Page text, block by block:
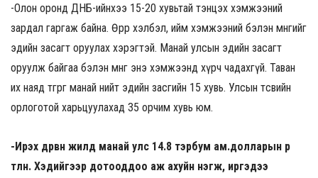
-Олон оронд ДНБ-ийнхээ 15-20 хувьтай тэнцэх хэмжээний
зардал гаргаж байна. Өөрөөр хэлбэл, ийм хэмжээний бэлэн мөнгийг
эдийн засагт оруулах хэрэгтэй. Манай улсын эдийн засагт
оруулж байгаа бэлэн мөнгө энэ хэмжээнд хүрч чадахгүй. Таван
их наяд төгрөг манай нийт эдийн засгийн 15 хувь. Улсын төсвийн
орлоготой харьцуулахад 35 орчим хувь юм.
-Ирэх дөрвөн жилд манай улс 14.8 тэрбум ам.долларын өр
төлнө. Хэдийгээр дотооддоо аж ахуйн нэгж, иргэдээ